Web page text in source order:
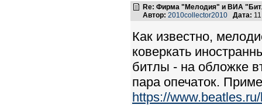
Re: Фирма "Мелодия" и ВИА
Автор: 2010collector2010 Дата:
Как известно,
коверкать
битлы - на обложке
пара опечаток.
https://